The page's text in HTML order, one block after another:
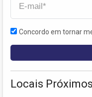
Concordo em tornar
Locais